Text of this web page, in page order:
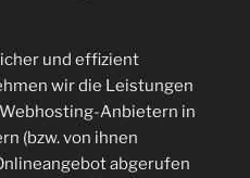
und effizient
wir die Leistungen
Anbietern in
(bzw. von ihnen
abgerufen